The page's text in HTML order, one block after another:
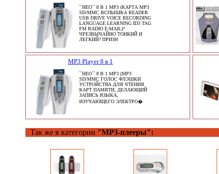
``НЕО`` 8 В 1 MP3 (КАРТА MP3
SD/MMC ВСПЫШКА READER
USB DRIVE VOICE RECORDING
LANGUAGE LEARNING ID3 TAG
FM RADIO E-MAIL)?
ЧРЕЗВЫЧАЙНО ТОНКИЙ И
ЛЕГКИЙ? ПРИЗН
MP3 Player 8 в 1
``НЕО`` 8 В 1 MP3 (MP3
SD/MMC ГОЛОС ФЛЭШКИ
УСТРОЙСТВА ДЛЯ ЧТЕНИЯ
КАРТ ПАМЯТИ, ДЕЛАЮЩИЙ
ЗАПИСЬ ЯЗЫКА,
ИЗУЧАЮЩЕГО ЭЛЕКТРО�
Так же в категории "MP3-плееры":